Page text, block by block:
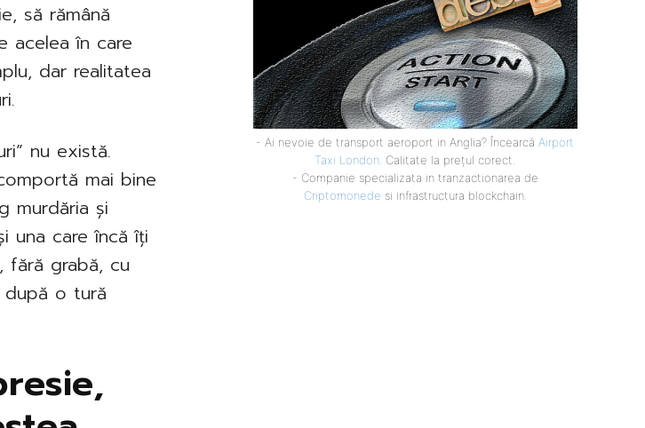
să rămână
acelea în care
dar realitatea
nu există.
mai bine
murdăria și
una care încă îți
fără grabă, cu
după o tură
- Ai nevoie de transport aeroport in Anglia? Încearcă Airport
Taxi London . Calitate la prețul corect.
- Companie specializata in tranzactionarea de
Criptomonede si infrastructura blockchain.